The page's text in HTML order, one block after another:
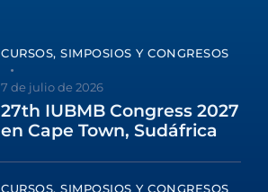
CURSOS, SIMPOSIOS Y CONGRESOS
7 de julio de 2026
27th IUBMB Congress 2027
en Cape Town, Sudáfrica
CURSOS, SIMPOSIOS Y CONGRESOS